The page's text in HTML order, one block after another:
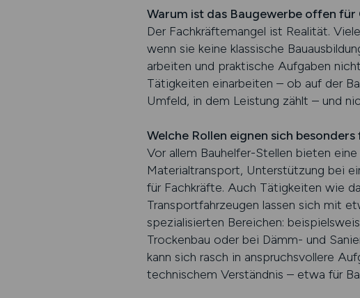
Warum ist das Baugewerbe offen
Der Fachkräftemangel ist Realität.
wenn sie keine klassische
arbeiten und praktische Aufgaben
Tätigkeiten einarbeiten – ob auf der
Umfeld, in dem Leistung zählt – und
Welche Rollen eignen sich
Vor allem Bauhelfer-Stellen bieten
Materialtransport, Unterstützung bei
für Fachkräfte. Auch Tätigkeiten wie
Transportfahrzeugen lassen sich mit
spezialisierten Bereichen:
Trockenbau oder bei Dämm- und
kann sich rasch in anspruchsvollere
technischem Verständnis – etwa für